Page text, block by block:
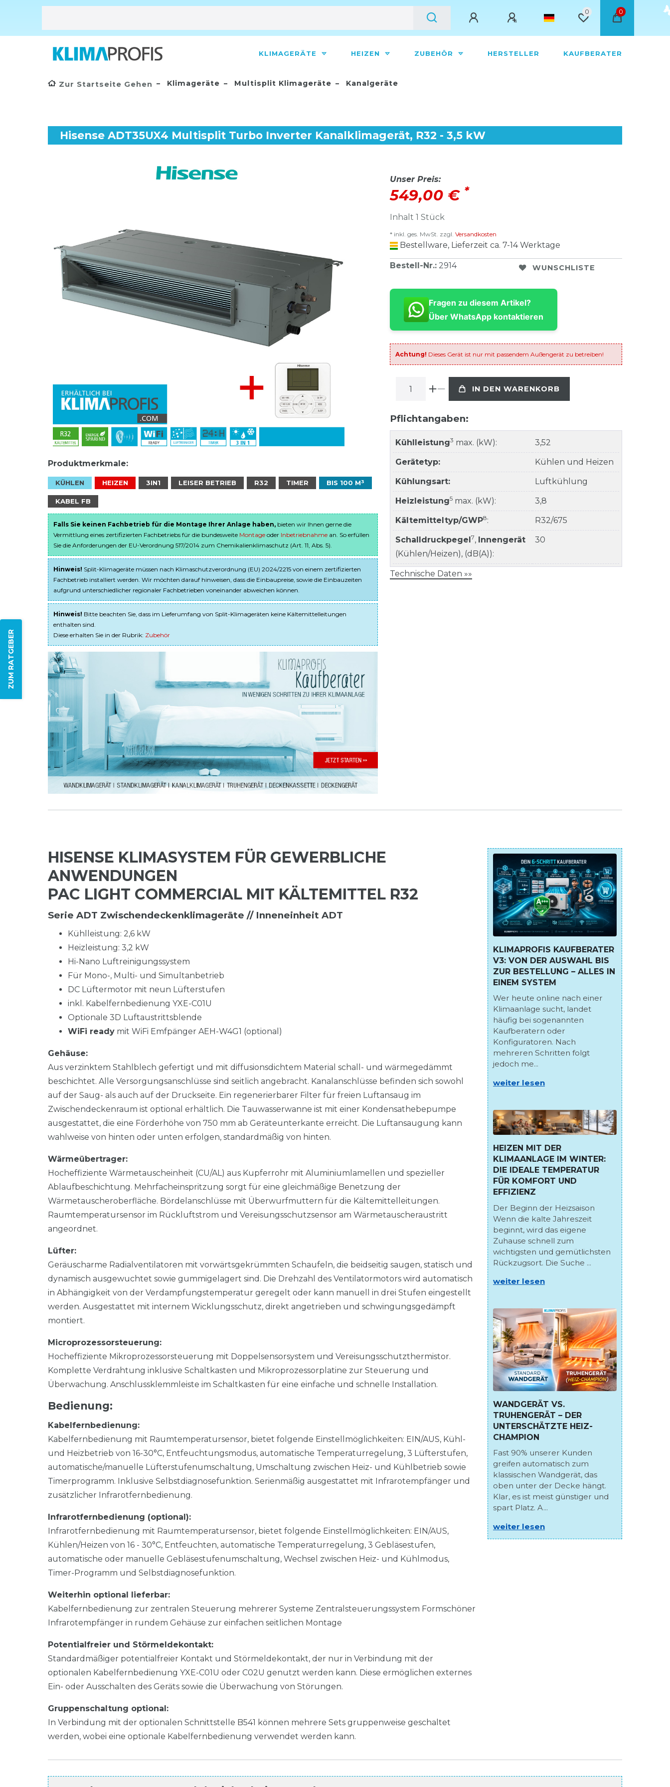
0 0
KLIMAGERÄTE HEIZEN ZUBEHÖR HERSTELLER KAUFBERATER
Zur Startseite Gehen Klimageräte Multisplit Klimageräte Kanalgeräte
ZUM RATGEBER
Hisense ADT35UX4 Multisplit Turbo Inverter Kanalklimagerät, R32 - 3,5 kW
Produktmerkmale:
KÜHLEN HEIZEN 3IN1 LEISER BETRIEB R32 TIMER BIS 100 M³
KABEL FB
Falls Sie keinen Fachbetrieb für die Montage Ihrer Anlage haben, bieten wir Ihnen gerne die
Vermittlung eines zertifizierten Fachbetriebs für die bundesweite Montage oder Inbetriebnahme an. So erfüllen
Sie die Anforderungen der EU-Verordnung 517/2014 zum Chemikalienklimaschutz (Art. 11, Abs. 5).
Hinweis! Split-Klimageräte müssen nach Klimaschutzverordnung (EU) 2024/2215 von einem zertifizierten
Fachbetrieb installiert werden. Wir möchten darauf hinweisen, dass die Einbaupreise, sowie die Einbauzeiten
aufgrund unterschiedlicher regionaler Fachbetrieben voneinander abweichen können.
Hinweis! Bitte beachten Sie, dass im Lieferumfang von Split-Klimageräten keine Kältemittelleitungen
enthalten sind.
Diese erhalten Sie in der Rubrik: Zubehör
Unser Preis:
549,00 € *
Inhalt 1 Stück
* inkl. ges. MwSt. zzgl. Versandkosten
Bestellware, Lieferzeit ca. 7-14 Werktage
Bestell-Nr.: 2914 WUNSCHLISTE
Fragen zu diesem Artikel?
Über WhatsApp kontaktieren
Achtung! Dieses Gerät ist nur mit passendem Außengerät zu betreiben!
IN DEN WARENKORB
Pflichtangaben:
Kühlleistung3 max. (kW): 3,52
Gerätetyp: Kühlen und Heizen
Kühlungsart: Luftkühlung
Heizleistung5 max. (kW): 3,8
Kältemitteltyp/GWP8: R32/675
Schalldruckpegel7, Innengerät
(Kühlen/Heizen), (dB(A)):
30
Technische Daten »»
HISENSE KLIMASYSTEM FÜR GEWERBLICHE
ANWENDUNGEN
PAC LIGHT COMMERCIAL MIT KÄLTEMITTEL R32
Serie ADT Zwischendeckenklimageräte // Inneneinheit ADT
Kühlleistung: 2,6 kW
Heizleistung: 3,2 kW
Hi-Nano Luftreinigungssystem
Für Mono-, Multi- und Simultanbetrieb
DC Lüftermotor mit neun Lüfterstufen
inkl. Kabelfernbedienung YXE-C01U
Optionale 3D Luftaustrittsblende
WiFi ready mit WiFi Emfpänger AEH-W4G1 (optional)
Gehäuse:
Aus verzinktem Stahlblech gefertigt und mit diffusionsdichtem Material schall- und wärmegedämmt
beschichtet. Alle Versorgungsanschlüsse sind seitlich angebracht. Kanalanschlüsse befinden sich sowohl
auf der Saug- als auch auf der Druckseite. Ein regenerierbarer Filter für freien Luftansaug im
Zwischendeckenraum ist optional erhältlich. Die Tauwasserwanne ist mit einer Kondensathebepumpe
ausgestattet, die eine Förderhöhe von 750 mm ab Geräteunterkante erreicht. Die Luftansaugung kann
wahlweise von hinten oder unten erfolgen, standardmäßig von hinten.
Wärmeübertrager:
Hocheffiziente Wärmetauscheinheit (CU/AL) aus Kupferrohr mit Aluminiumlamellen und spezieller
Ablaufbeschichtung. Mehrfacheinspritzung sorgt für eine gleichmäßige Benetzung der
Wärmetauscheroberfläche. Bördelanschlüsse mit Überwurfmuttern für die Kältemittelleitungen.
Raumtemperatursensor im Rückluftstrom und Vereisungsschutzsensor am Wärmetauscheraustritt
angeordnet.
Lüfter:
Geräuscharme Radialventilatoren mit vorwärtsgekrümmten Schaufeln, die beidseitig saugen, statisch und
dynamisch ausgewuchtet sowie gummigelagert sind. Die Drehzahl des Ventilatormotors wird automatisch
in Abhängigkeit von der Verdampfungstemperatur geregelt oder kann manuell in drei Stufen eingestellt
werden. Ausgestattet mit internem Wicklungsschutz, direkt angetrieben und schwingungsgedämpft
montiert.
Microprozessorsteuerung:
Hocheffiziente Mikroprozessorsteuerung mit Doppelsensorsystem und Vereisungsschutzthermistor.
Komplette Verdrahtung inklusive Schaltkasten und Mikroprozessorplatine zur Steuerung und
Überwachung. Anschlussklemmleiste im Schaltkasten für eine einfache und schnelle Installation.
Bedienung:
Kabelfernbedienung:
Kabelfernbedienung mit Raumtemperatursensor, bietet folgende Einstellmöglichkeiten: EIN/AUS, Kühl-
und Heizbetrieb von 16-30°C, Entfeuchtungsmodus, automatische Temperaturregelung, 3 Lüfterstufen,
automatische/manuelle Lüfterstufenumschaltung, Umschaltung zwischen Heiz- und Kühlbetrieb sowie
Timerprogramm. Inklusive Selbstdiagnosefunktion. Serienmäßig ausgestattet mit Infrarotempfänger und
zusätzlicher Infrarotfernbedienung.
Infrarotfernbedienung (optional):
Infrarotfernbedienung mit Raumtemperatursensor, bietet folgende Einstellmöglichkeiten: EIN/AUS,
Kühlen/Heizen von 16 - 30°C, Entfeuchten, automatische Temperaturregelung, 3 Gebläsestufen,
automatische oder manuelle Gebläsestufenumschaltung, Wechsel zwischen Heiz- und Kühlmodus,
Timer-Programm und Selbstdiagnosefunktion.
Weiterhin optional lieferbar:
Kabelfernbedienung zur zentralen Steuerung mehrerer Systeme Zentralsteuerungssystem Formschöner
Infrarotempfänger in rundem Gehäuse zur einfachen seitlichen Montage
Potentialfreier und Störmeldekontakt:
Standardmäßiger potentialfreier Kontakt und Störmeldekontakt, der nur in Verbindung mit der
optionalen Kabelfernbedienung YXE-C01U oder C02U genutzt werden kann. Diese ermöglichen externes
Ein- oder Ausschalten des Geräts sowie die Überwachung von Störungen.
Gruppenschaltung optional:
In Verbindung mit der optionalen Schnittstelle B541 können mehrere Sets gruppenweise geschaltet
werden, wobei eine optionale Kabelfernbedienung verwendet werden kann.
KLIMAPROFIS KAUFBERATER
V3: VON DER AUSWAHL BIS
ZUR BESTELLUNG – ALLES IN
EINEM SYSTEM
Wer heute online nach einer
Klimaanlage sucht, landet
häufig bei sogenannten
Kaufberatern oder
Konfiguratoren. Nach
mehreren Schritten folgt
jedoch me...
weiter lesen
HEIZEN MIT DER
KLIMAANLAGE IM WINTER:
DIE IDEALE TEMPERATUR
FÜR KOMFORT UND
EFFIZIENZ
Der Beginn der Heizsaison
Wenn die kalte Jahreszeit
beginnt, wird das eigene
Zuhause schnell zum
wichtigsten und gemütlichsten
Rückzugsort. Die Suche ...
weiter lesen
WANDGERÄT VS.
TRUHENGERÄT – DER
UNTERSCHÄTZTE HEIZ-
CHAMPION
Fast 90% unserer Kunden
greifen automatisch zum
klassischen Wandgerät, das
oben unter der Decke hängt.
Klar, es ist meist günstiger und
spart Platz. A...
weiter lesen